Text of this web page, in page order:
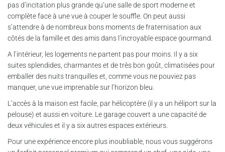
pas d’incitation plus grande qu’une salle de sport moderne et
complète face à une vue à couper le souffle. On peut aussi
s’attendre à de nombreux bons moments de fraternisation aux
côtés de la famille et des amis dans l’incroyable espace gourmand.
A l’intérieur, les logements ne partent pas pour moins. Il y a six
suites splendides, charmantes et de très bon goût, climatisées pour
emballer des nuits tranquilles et, comme vous ne pouviez pas
manquer, une vue imprenable sur l’horizon bleu.
L’accès à la maison est facile, par hélicoptère (il y a un héliport sur la
pelouse) et aussi en voiture. Le garage couvert a une capacité de
deux véhicules et il y a six autres espaces extérieurs.
Pour une expérience encore plus inoubliable, nous vous suggérons